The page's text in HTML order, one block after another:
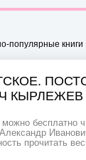
популярные книги
КЫРЛЕЖЕВ
бесплатно
прочитать